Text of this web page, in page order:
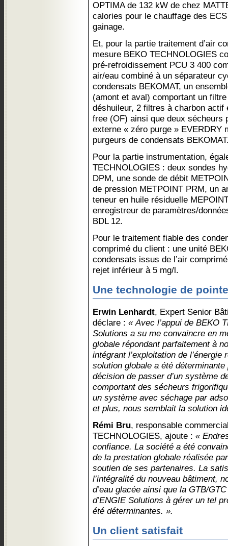
OPTIMA de 132 kW de chez
calories pour le chauffage des
gainage.
Et, pour la partie traitement d’air
mesure BEKO TECHNOLOGIES
pré-refroidissement PCU 3 400
air/eau combiné à un séparateur
condensats BEKOMAT, un
(amont et aval) comportant un
déshuileur, 2 filtres à charbon
free (OF) ainsi que deux sécheurs
externe « zéro purge » EVERDRY
purgeurs de condensats
Pour la partie instrumentation,
TECHNOLOGIES : deux sondes
DPM, une sonde de débit
de pression METPOINT PRM, un
teneur en huile résiduelle
enregistreur de paramètres/
BDL 12.
Pour le traitement fiable des
comprimé du client : une unité
condensats issus de l’air
rejet inférieur à 5 mg/l.
Une technologie de
Erwin Lenhardt, Expert Senior
déclare : « Avec l’appui de BEKO
Solutions a su me convaincre en
globale répondant parfaitement à
intégrant l’exploitation de
solution globale a été
décision de passer d’un système
comportant des sécheurs
un système avec séchage par
et plus, nous semblait la solution
Rémi Bru, responsable
TECHNOLOGIES, ajoute : «
confiance. La société a été
de la prestation globale réalisée
soutien de ses partenaires. La
l’intégralité du nouveau bâtiment,
d’eau glacée ainsi que la GTB/
d’ENGIE Solutions à gérer un tel
été déterminantes. ».
Un client satisfait